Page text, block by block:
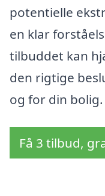
potentielle
en klar
tilbuddet kan
den rigtige
og for din bolig.
Få 3 tilbud,